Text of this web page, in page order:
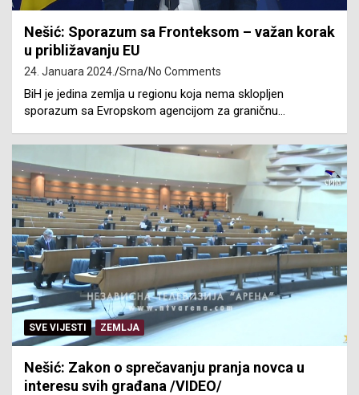
Nešić: Sporazum sa Fronteksom – važan korak
u približavanju EU
24. Januara 2024. Srna No Comments
BiH je jedina zemlja u regionu koja nema sklopljen
sporazum sa Evropskom agencijom za graničnu…
SVE VIJESTI ZEMLJA
Nešić: Zakon o sprečavanju pranja novca u
interesu svih građana /VIDEO/